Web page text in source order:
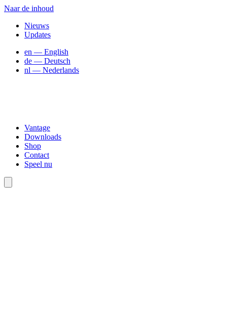
Naar de inhoud
Nieuws
Updates
en — English
de — Deutsch
nl — Nederlands
Vantage
Downloads
Shop
Contact
Speel nu